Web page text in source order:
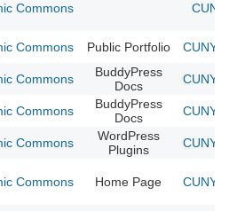
Commons
Commons Public Portfolio CUNY
Commons
BuddyPress
Docs
CUNY
Commons
BuddyPress
Docs
CUNY
Commons
WordPress
Plugins
CUNY
Commons Home Page CUNY